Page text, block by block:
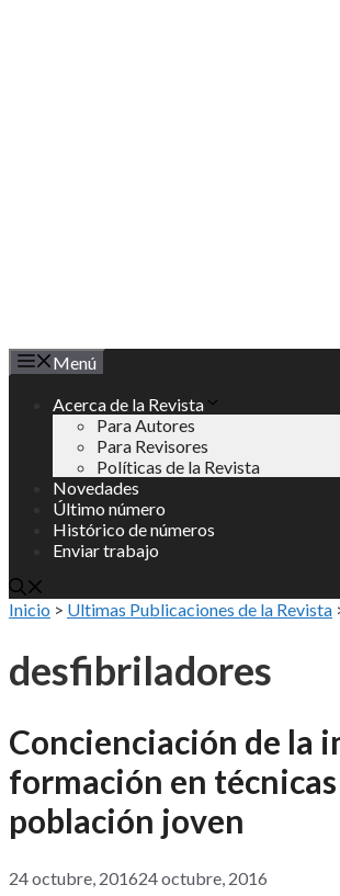
Menú
Acerca de la Revista
Para Autores
Para Revisores
Políticas de la Revista
Novedades
Último número
Histórico de números
Enviar trabajo
Inicio > Ultimas Publicaciones de la Revista
desfibriladores
Concienciación de la
formación en
población joven
24 octubre, 201624 octubre, 2016